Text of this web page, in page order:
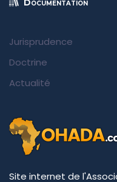
Documentation
Jurisprudence
Doctrine
Actualité
Site internet de